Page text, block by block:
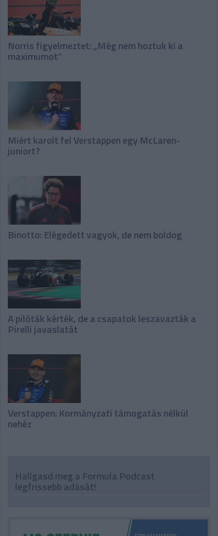
Norris figyelmeztet: „Még nem hoztuk ki a
maximumot”
Miért karolt fel Verstappen egy McLaren-
juniort?
Binotto: Elégedett vagyok, de nem boldog
A pilóták kérték, de a csapatok leszavazták a
Pirelli javaslatát
Verstappen: Kormányzati támogatás nélkül
nehéz
Hallgasd meg a Formula Podcast
legfrissebb adását!